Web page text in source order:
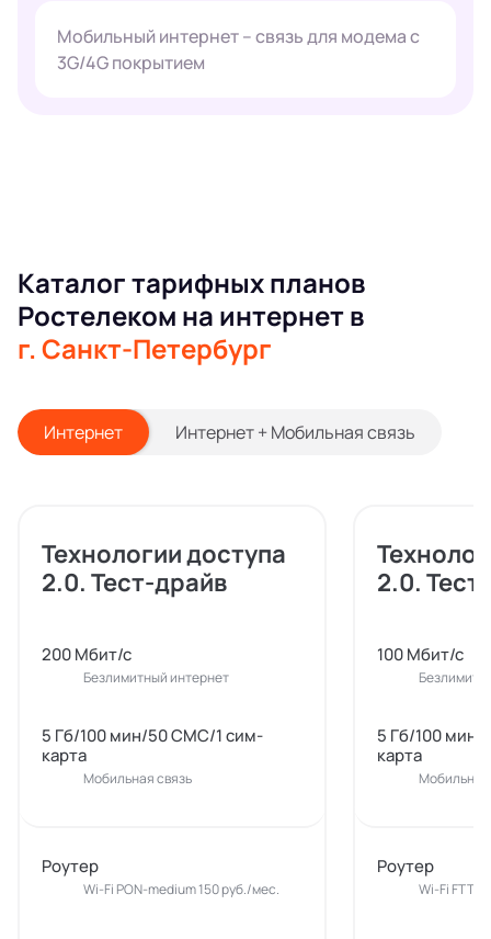
Мобильный интернет – связь для модема с
3G/4G покрытием
Каталог тарифных планов
Ростелеком на интернет в
г. Санкт-Петербург
Интернет Интернет + Мобильная связь
Технологии доступа
2.0. Тест-драйв
200 Мбит/с
Безлимитный интернет
5 Гб/100 мин/50 СМС/1 сим-
карта
Мобильная связь
Роутер
Wi-Fi PON-medium 150 руб./мес.
2.0.
100 Мбит/с
5 Гб/100
карта
Мобильная
Роутер
Wi-Fi